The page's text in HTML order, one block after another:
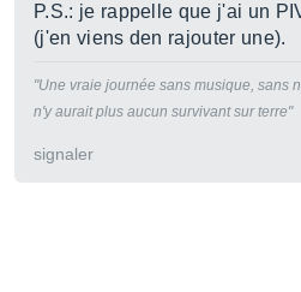
P.S.: je rappelle que j'ai un
(j'en viens den rajouter une).
"Une vraie journée sans musique, sans
n'y aurait plus aucun survivant sur terre"
signaler